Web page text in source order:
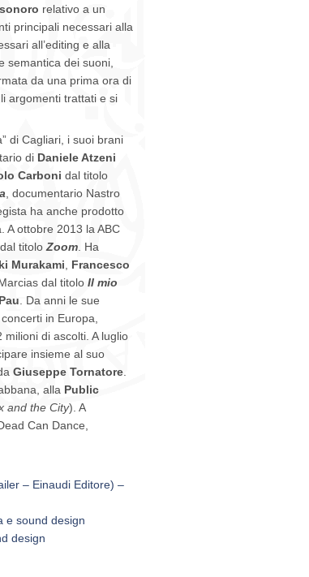
relativo a un
principali necessari alla
all’editing e alla
semantica dei suoni,
da una prima ora di
argomenti trattati e si
di Cagliari, i suoi brani
di Daniele Atzeni
Carboni dal titolo
, documentario Nastro
ha anche prodotto
A ottobre 2013 la ABC
titolo Zoom . Ha
Murakami
Francesco
dal titolo Il mio
. Da anni le sue
in Europa,
di ascolti. A luglio
insieme al suo
Giuseppe Tornatore
alla Public
and the City). A
Can Dance,
– Einaudi Editore) –
e sound design
design